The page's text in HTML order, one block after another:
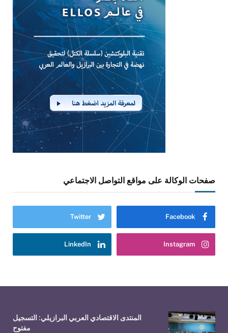
صفحات الوكالة على مواقع التواصل الاجتماعي
Facebook
Twitter
Instagram
LinkedIn
المنتدى الاقتصادي العربي البرازيلي: التسجيل
مفتوح